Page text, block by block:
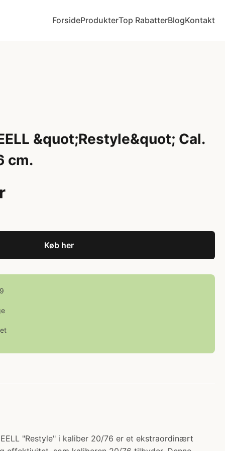
ForsideProdukterTop RabatterBlogKontakt
&quot;Restyle&quot; Cal.
cm.
Køb her
"Restyle" i kaliber 20/76 er et ekstraordinært